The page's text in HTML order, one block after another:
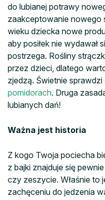
do lubianej potrawy
zaakceptowanie nowego
wieku dziecka nowe
aby posiłek nie wydawał
postrzega. Rośliny
przez dzieci, dlatego
zjedzą. Świetnie
pomidorach. Druga
lubianych dań!
Ważna jest historia
Z kogo Twoja pociecha
z bajki znajduje się
czy zeszycie. Właśnie to
zachęceniu do jedzenia